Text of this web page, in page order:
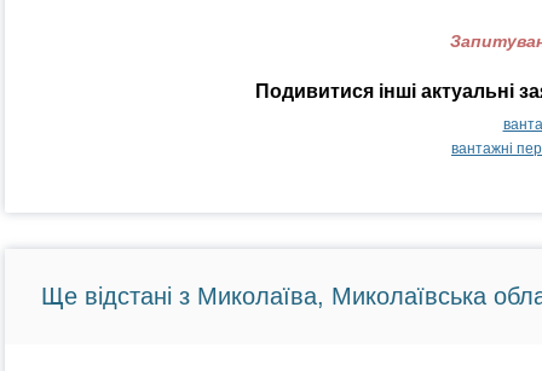
Подивитися інші актуальні
вантажні
Ще відстані з Миколаїва, Миколаївська